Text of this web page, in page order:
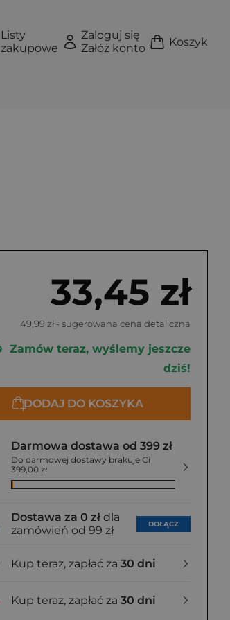
Listy
zakupowe
Zaloguj się
Załóż konto
Koszyk
33,45 zł
49,99 zł - sugerowana cena detaliczna
Zamów teraz, wyślemy jeszcze
dziś!
DODAJ DO KOSZYKA
Darmowa dostawa od 399 zł
Do darmowej dostawy brakuje Ci
399,00 zł
Dostawa za 0 zł dla
zamówień od 99 zł
DOŁĄCZ
Kup teraz, zapłać za 30 dni
Kup teraz, zapłać za 30 dni